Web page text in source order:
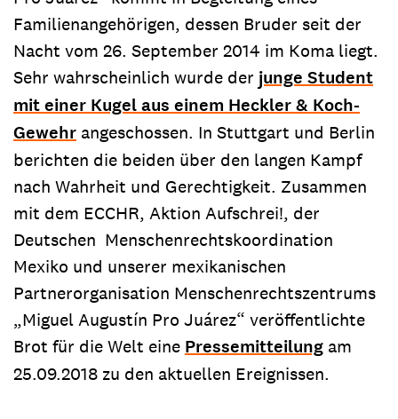
Familienangehörigen, dessen Bruder seit der
Nacht vom 26. September 2014 im Koma liegt.
Sehr wahrscheinlich wurde der junge Student
mit einer Kugel aus einem Heckler & Koch-
Gewehr angeschossen. In Stuttgart und Berlin
berichten die beiden über den langen Kampf
nach Wahrheit und Gerechtigkeit. Zusammen
mit dem ECCHR, Aktion Aufschrei!, der
Deutschen Menschenrechtskoordination
Mexiko und unserer mexikanischen
Partnerorganisation Menschenrechtszentrums
„Miguel Augustín Pro Juárez“ veröffentlichte
Brot für die Welt eine Pressemitteilung am
25.09.2018 zu den aktuellen Ereignissen.